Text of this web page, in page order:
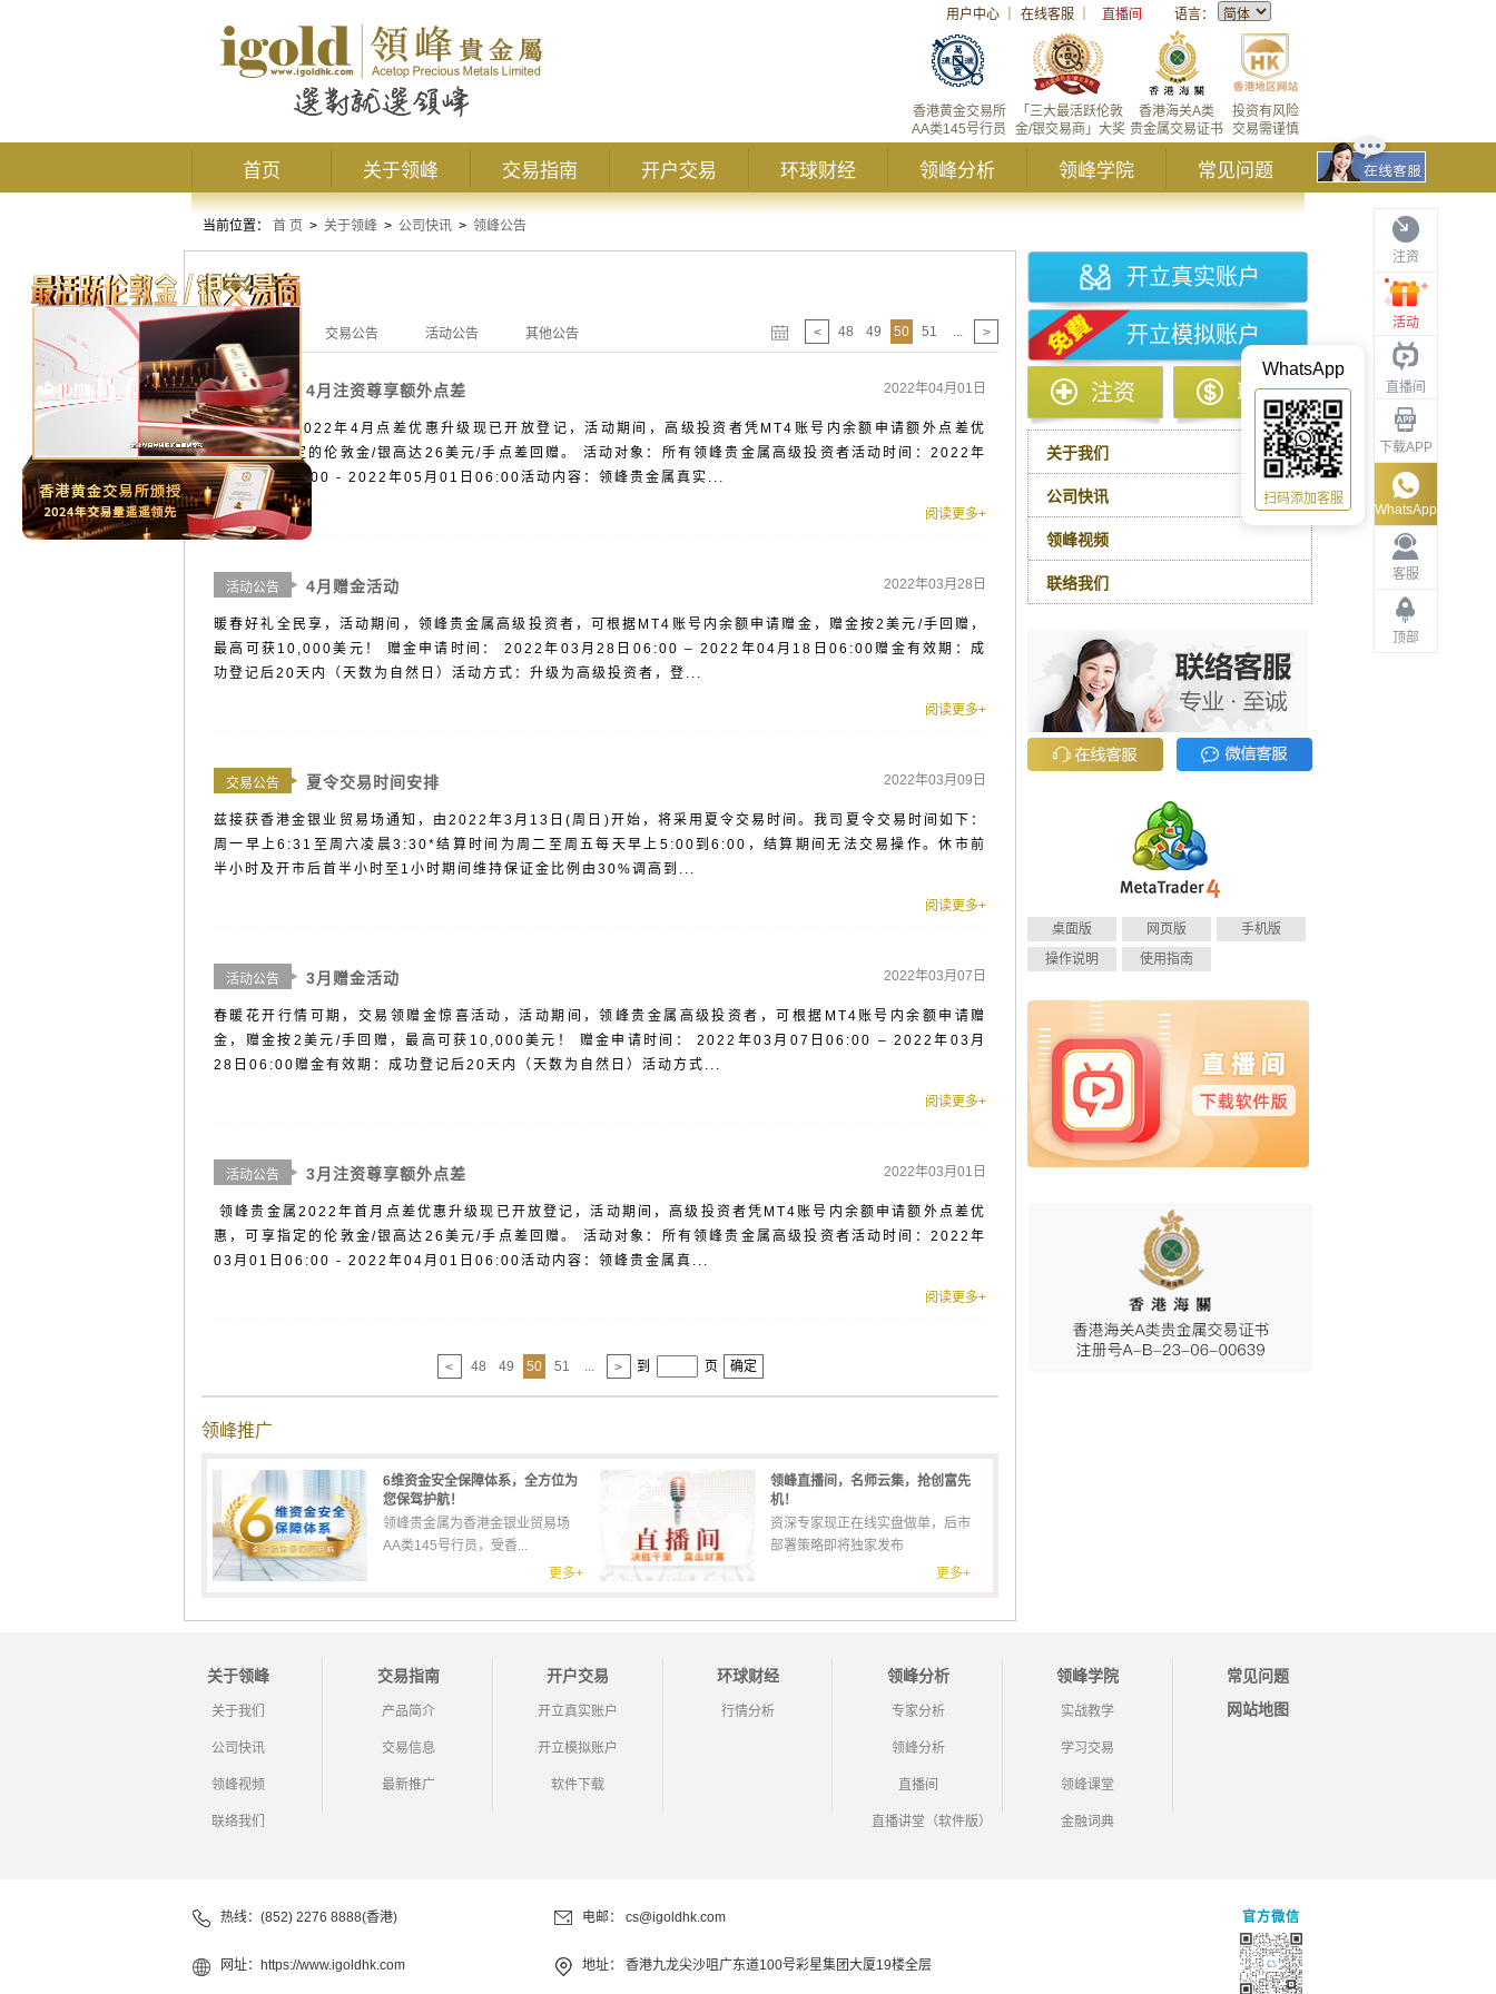
用户中心 在线客服 直播间 语言：
投资有风险
交易需谨慎
香港海关A类
贵金属交易证书
「三大最活跃伦敦
金/银交易商」大奖
香港黄金交易所
AA类145号行员
首页 关于领峰 交易指南 开户交易 环球财经 领峰分析 领峰学院 常见问题
注资
活动
直播间
下载APP
客服
顶部
WhatsApp
WhatsApp
扫码添加客服
当前位置： 首 页 > 关于领峰 > 公司快讯 > 领峰公告
领峰公告
交易公告 活动公告 其他公告 < 48 49 50 51 ... >
活动公告 4月注资尊享额外点差 2022年04月01日
领峰贵金属2022年4月点差优惠升级现已开放登记，活动期间，高级投资者凭MT4账号内余额申请额外点差优
惠，可享指定的伦敦金/银高达26美元/手点差回赠。 活动对象：所有领峰贵金属高级投资者活动时间：2022年
04月01日06:00 - 2022年05月01日06:00活动内容：领峰贵金属真实...
阅读更多+
活动公告 4月赠金活动 2022年03月28日
暖春好礼全民享，活动期间，领峰贵金属高级投资者，可根据MT4账号内余额申请赠金，赠金按2美元/手回赠，
最高可获10,000美元！ 赠金申请时间： 2022年03月28日06:00 – 2022年04月18日06:00赠金有效期：成
功登记后20天内（天数为自然日）活动方式：升级为高级投资者，登...
阅读更多+
交易公告 夏令交易时间安排 2022年03月09日
兹接获香港金银业贸易场通知，由2022年3月13日(周日)开始，将采用夏令交易时间。我司夏令交易时间如下：
周一早上6:31至周六凌晨3:30*结算时间为周二至周五每天早上5:00到6:00，结算期间无法交易操作。休市前
半小时及开市后首半小时至1小时期间维持保证金比例由30%调高到...
阅读更多+
活动公告 3月赠金活动 2022年03月07日
春暖花开行情可期，交易领赠金惊喜活动，活动期间，领峰贵金属高级投资者，可根据MT4账号内余额申请赠
金，赠金按2美元/手回赠，最高可获10,000美元！ 赠金申请时间： 2022年03月07日06:00 – 2022年03月
28日06:00赠金有效期：成功登记后20天内（天数为自然日）活动方式...
阅读更多+
活动公告 3月注资尊享额外点差 2022年03月01日
领峰贵金属2022年首月点差优惠升级现已开放登记，活动期间，高级投资者凭MT4账号内余额申请额外点差优
惠，可享指定的伦敦金/银高达26美元/手点差回赠。 活动对象：所有领峰贵金属高级投资者活动时间：2022年
03月01日06:00 - 2022年04月01日06:00活动内容：领峰贵金属真...
阅读更多+
< 48 49 50 51 ... > 到 页 确定
领峰推广
6维资金安全保障体系，全方位为
您保驾护航！
领峰贵金属为香港金银业贸易场
AA类145号行员，受香...
更多+
领峰直播间，名师云集，抢创富先
机！
资深专家现正在线实盘做单，后市
部署策略即将独家发布
更多+
开立真实账户
开立模拟账户
注资 取款
关于我们
公司快讯
领峰视频
联络我们
桌面版 网页版
手机版
操作说明
使用指南
关于领峰
关于我们
公司快讯
领峰视频
联络我们
交易指南
产品简介
交易信息
最新推广
开户交易
开立真实账户
开立模拟账户
软件下载
环球财经
行情分析
领峰分析
专家分析
领峰分析
直播间
直播讲堂（软件版）
领峰学院
实战教学
学习交易
领峰课堂
金融词典
常见问题
网站地图
热线：(852) 2276 8888(香港) 电邮： cs@igoldhk.com
网址： https://www.igoldhk.com 地址： 香港九龙尖沙咀广东道100号彩星集团大厦19楼全层
官方微信